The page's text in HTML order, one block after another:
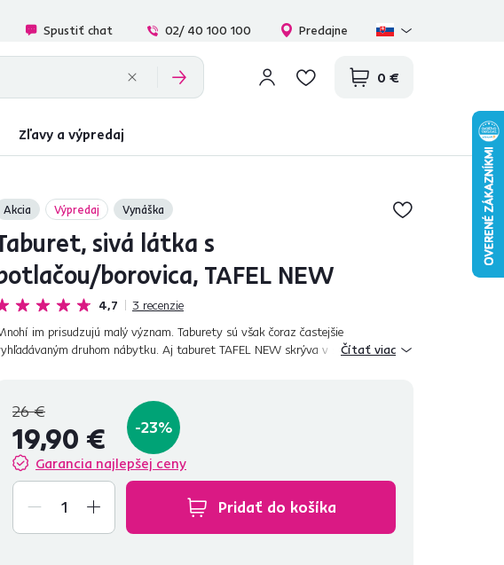
Spustiť chat 02/ 40 100 100 Predajne
0 €
Zľavy a výpredaj
Akcia Výpredaj Vynáška
sivá látka s
borovica, TAFEL NEW
4,7 3 recenzie
im prisudzujú malý význam. Taburety sú však čoraz častejšie
druhom nábytku. Aj taburet TAFEL NEW skrýva v sebe viac, ako
Čítať viac
26 €
19,90 € -23%
Garancia najlepšej ceny
Pridať do košíka